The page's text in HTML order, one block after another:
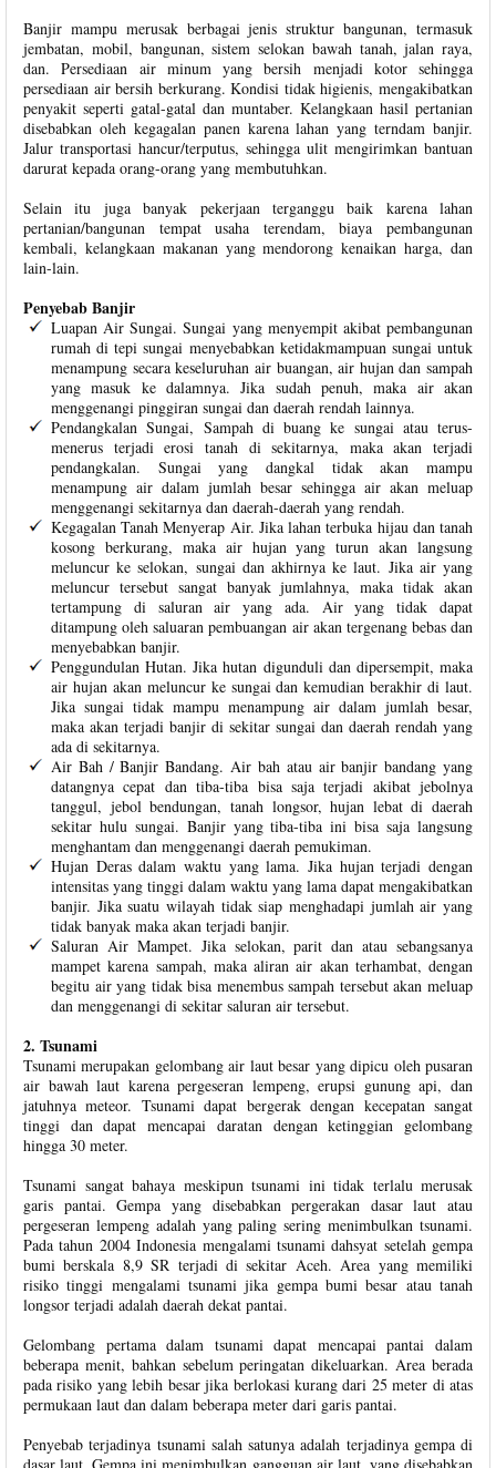
Banjir mampu merusak berbagai jenis struktur bangunan, termasuk
jembatan, mobil, bangunan, sistem selokan bawah tanah, jalan raya,
dan. Persediaan air minum yang bersih menjadi kotor sehingga
persediaan air bersih berkurang. Kondisi tidak higienis, mengakibatkan
penyakit seperti gatal-gatal dan muntaber. Kelangkaan hasil pertanian
disebabkan oleh kegagalan panen karena lahan yang terndam banjir.
Jalur transportasi hancur/terputus, sehingga ulit mengirimkan bantuan
darurat kepada orang-orang yang membutuhkan.
Selain itu juga banyak pekerjaan terganggu baik karena lahan
pertanian/bangunan tempat usaha terendam, biaya pembangunan
kembali, kelangkaan makanan yang mendorong kenaikan harga, dan
lain-lain.
Penyebab Banjir
Luapan Air Sungai. Sungai yang menyempit akibat pembangunan
rumah di tepi sungai menyebabkan ketidakmampuan sungai untuk
menampung secara keseluruhan air buangan, air hujan dan sampah
yang masuk ke dalamnya. Jika sudah penuh, maka air akan
menggenangi pinggiran sungai dan daerah rendah lainnya.
Pendangkalan Sungai, Sampah di buang ke sungai atau terus-
menerus terjadi erosi tanah di sekitarnya, maka akan terjadi
pendangkalan. Sungai yang dangkal tidak akan mampu
menampung air dalam jumlah besar sehingga air akan meluap
menggenangi sekitarnya dan daerah-daerah yang rendah.
Kegagalan Tanah Menyerap Air. Jika lahan terbuka hijau dan tanah
kosong berkurang, maka air hujan yang turun akan langsung
meluncur ke selokan, sungai dan akhirnya ke laut. Jika air yang
meluncur tersebut sangat banyak jumlahnya, maka tidak akan
tertampung di saluran air yang ada. Air yang tidak dapat
ditampung oleh saluaran pembuangan air akan tergenang bebas dan
menyebabkan banjir.
Penggundulan Hutan. Jika hutan digunduli dan dipersempit, maka
air hujan akan meluncur ke sungai dan kemudian berakhir di laut.
Jika sungai tidak mampu menampung air dalam jumlah besar,
maka akan terjadi banjir di sekitar sungai dan daerah rendah yang
ada di sekitarnya.
Air Bah / Banjir Bandang. Air bah atau air banjir bandang yang
datangnya cepat dan tiba-tiba bisa saja terjadi akibat jebolnya
tanggul, jebol bendungan, tanah longsor, hujan lebat di daerah
sekitar hulu sungai. Banjir yang tiba-tiba ini bisa saja langsung
menghantam dan menggenangi daerah pemukiman.
Hujan Deras dalam waktu yang lama. Jika hujan terjadi dengan
intensitas yang tinggi dalam waktu yang lama dapat mengakibatkan
banjir. Jika suatu wilayah tidak siap menghadapi jumlah air yang
tidak banyak maka akan terjadi banjir.
Saluran Air Mampet. Jika selokan, parit dan atau sebangsanya
mampet karena sampah, maka aliran air akan terhambat, dengan
begitu air yang tidak bisa menembus sampah tersebut akan meluap
dan menggenangi di sekitar saluran air tersebut.
2. Tsunami
Tsunami merupakan gelombang air laut besar yang dipicu oleh pusaran
air bawah laut karena pergeseran lempeng, erupsi gunung api, dan
jatuhnya meteor. Tsunami dapat bergerak dengan kecepatan sangat
tinggi dan dapat mencapai daratan dengan ketinggian gelombang
hingga 30 meter.
Tsunami sangat bahaya meskipun tsunami ini tidak terlalu merusak
garis pantai. Gempa yang disebabkan pergerakan dasar laut atau
pergeseran lempeng adalah yang paling sering menimbulkan tsunami.
Pada tahun 2004 Indonesia mengalami tsunami dahsyat setelah gempa
bumi berskala 8,9 SR terjadi di sekitar Aceh. Area yang memiliki
risiko tinggi mengalami tsunami jika gempa bumi besar atau tanah
longsor terjadi adalah daerah dekat pantai.
Gelombang pertama dalam tsunami dapat mencapai pantai dalam
beberapa menit, bahkan sebelum peringatan dikeluarkan. Area berada
pada risiko yang lebih besar jika berlokasi kurang dari 25 meter di atas
permukaan laut dan dalam beberapa meter dari garis pantai.
Penyebab terjadinya tsunami salah satunya adalah terjadinya gempa di
dasar laut. Gempa ini menimbulkan gangguan air laut, yang disebabkan